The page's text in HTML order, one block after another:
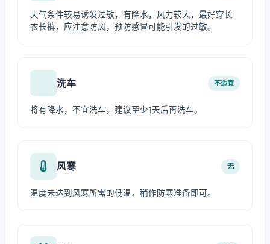
天气条件较易诱发过敏，有降水，风力较大，最好穿长
衣长裤，应注意防风，预防感冒可能引发的过敏。
洗车 不适宜
将有降水，不宜洗车，建议至少1天后再洗车。
风寒 无
温度未达到风寒所需的低温，稍作防寒准备即可。